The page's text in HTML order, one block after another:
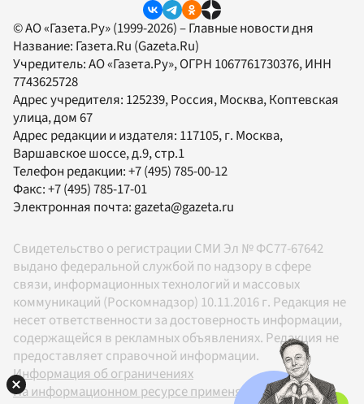
© АО «Газета.Ру» (1999-2026) – Главные новости дня
Название: Газета.Ru (Gazeta.Ru)
Учредитель:АО «Газета.Ру», ОГРН 1067761730376, ИНН
7743625728
Адрес учредителя: 125239, Россия, Москва, Коптевская
улица, дом 67
Адрес редакции и издателя: 117105, г. Москва,
Варшавское шоссе, д.9, стр.1
Телефон редакции:+7 (495) 785-00-12
Факс:+7 (495) 785-17-01
Электронная почта:gazeta@gazeta.ru
Свидетельство о регистрации СМИ Эл № ФС77-67642
выдано федеральной службой по надзору в сфере
связи, информационных технологий и массовых
коммуникаций (Роскомнадзор) 10.11.2016 г. Редакция не
несет ответственности за достоверность информации,
содержащейся в рекламных объявлениях. Редакция не
предоставляет справочной информации.
Информация об ограничениях
На информационном ресурсе применяются